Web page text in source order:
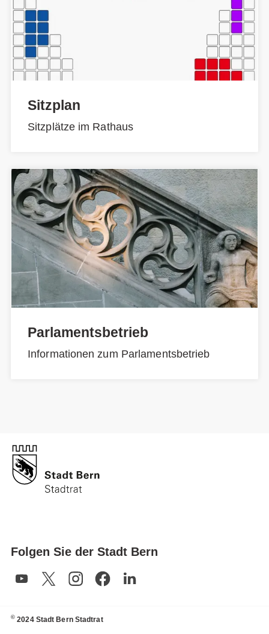
Sitzplan
Sitzplätze im Rathaus
Parlamentsbetrieb
Informationen zum Parlamentsbetrieb
Folgen Sie der Stadt Bern
© 2024 Stadt Bern Stadtrat